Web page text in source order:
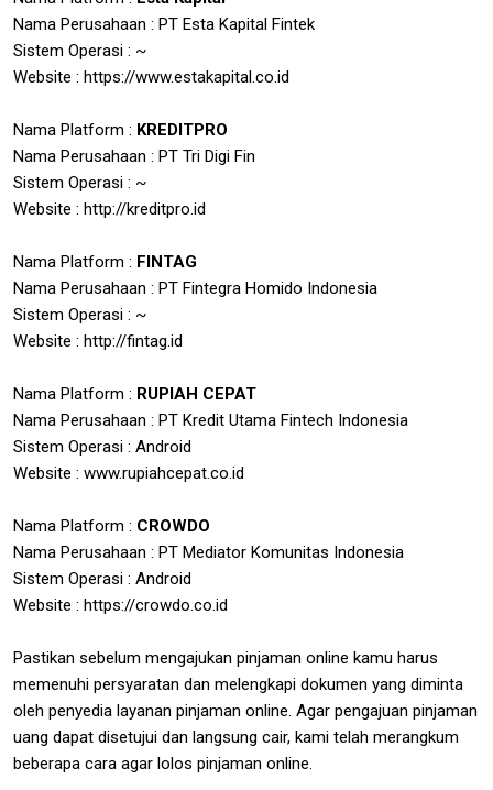
Nama Perusahaan : PT Esta Kapital Fintek
Sistem Operasi : ~
Website : https://www.estakapital.co.id
Nama Platform : KREDITPRO
Nama Perusahaan : PT Tri Digi Fin
Sistem Operasi : ~
Website : http://kreditpro.id
Nama Platform : FINTAG
Nama Perusahaan : PT Fintegra Homido Indonesia
Sistem Operasi : ~
Website : http://fintag.id
Nama Platform : RUPIAH CEPAT
Nama Perusahaan : PT Kredit Utama Fintech Indonesia
Sistem Operasi : Android
Website : www.rupiahcepat.co.id
Nama Platform : CROWDO
Nama Perusahaan : PT Mediator Komunitas Indonesia
Sistem Operasi : Android
Website : https://crowdo.co.id
Pastikan sebelum mengajukan pinjaman online kamu harus
memenuhi persyaratan dan melengkapi dokumen yang diminta
oleh penyedia layanan pinjaman online. Agar pengajuan pinjaman
uang dapat disetujui dan langsung cair, kami telah merangkum
beberapa cara agar lolos pinjaman online.